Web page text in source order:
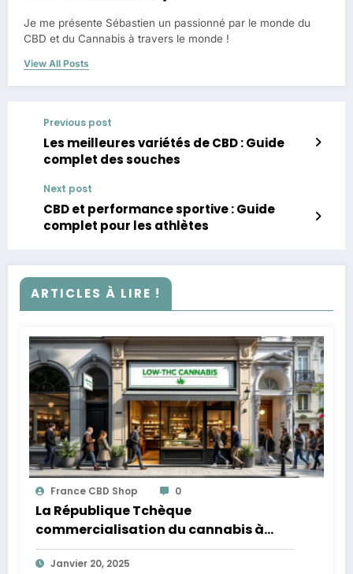
Je me présente Sébastien un passionné par le monde du
CBD et du Cannabis à travers le monde !
View All Posts
Previous post
Les meilleures variétés de CBD : Guide
complet des souches
Next post
CBD et performance sportive : Guide
complet pour les athlètes
ARTICLES À LIRE !
France CBD Shop 0
La République Tchèque
commercialisation du cannabis à
faible teneur en THC
Janvier 20, 2025